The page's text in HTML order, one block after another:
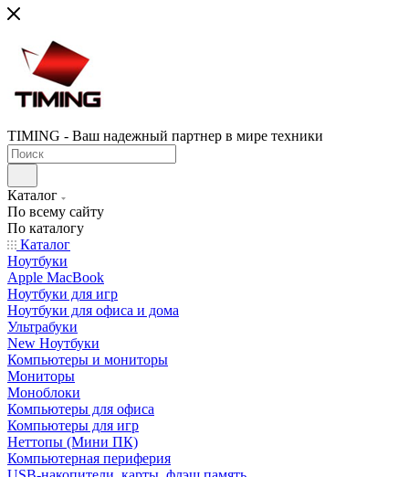
TIMING - Ваш надежный партнер в мире техники
Каталог
По всему сайту
По каталогу
Каталог
Ноутбуки
Apple MacBook
Ноутбуки для игр
Ноутбуки для офиса и дома
Ультрабуки
New Ноутбуки
Компьютеры и мониторы
Мониторы
Моноблоки
Компьютеры для офиса
Компьютеры для игр
Неттопы (Мини ПК)
Компьютерная периферия